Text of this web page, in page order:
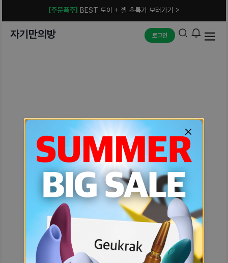
[주문폭주] BEST 토이 + 젤 초특가 보러가기 >
자기만의방 로그인
예상치 못한 에러입니다.